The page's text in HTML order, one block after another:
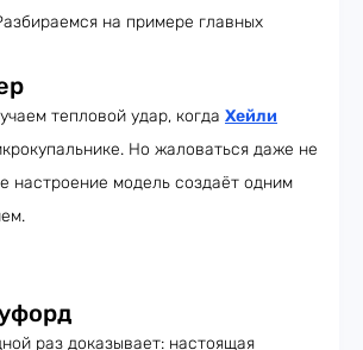
на примере главных
тепловой удар, когда Хейли
Но жаловаться даже не
настроение модель создаёт одним
раз доказывает: настоящая